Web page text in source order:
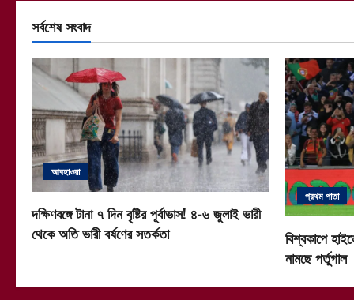
সর্বশেষ সংবাদ
আবহাওয়া
দক্ষিণবঙ্গে টানা ৭ দিন বৃষ্টির পূর্বাভাস! ৪-৬ জুলাই ভারী
থেকে অতি ভারী বর্ষণের সতর্কতা
প্রথম পাতা
বিশ্বকাপে
নামছে পর্তুগাল